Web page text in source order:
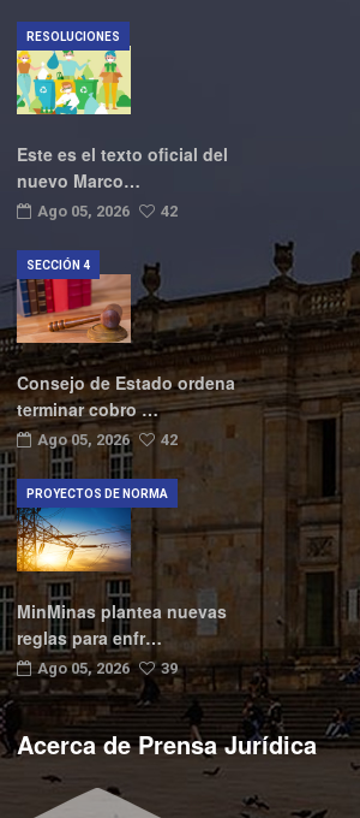
Este es el texto oficial del
nuevo Marco…
Ago 05, 2026 42
RESOLUCIONES
Consejo de Estado ordena
terminar cobro …
Ago 05, 2026 42
SECCIÓN 4
MinMinas plantea nuevas
reglas para enfr…
Ago 05, 2026 39
PROYECTOS DE NORMA
Acerca de Prensa Jurídica